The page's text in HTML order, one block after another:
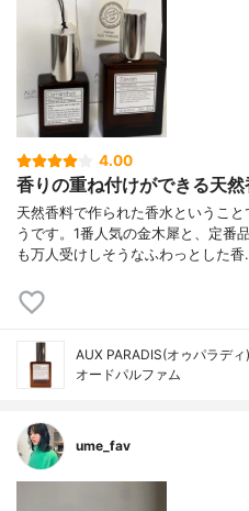
4.00
香りの重ね付けができる天
天然香料で作られた香水というこ
うです。1番人気の金木犀と、定番
も万人受けしそうなふわっとした
AUX PARADIS(オゥパラディ)
オードパルファム
ume_fav